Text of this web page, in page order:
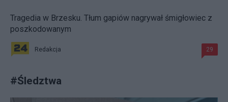
Tragedia w Brzesku. Tłum gapiów nagrywał śmigłowiec z
poszkodowanym
Redakcja 29
#Śledztwa